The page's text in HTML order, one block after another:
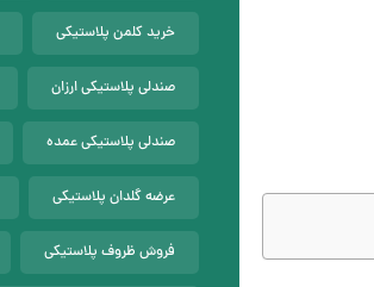
خرید کلمن پلاستیکی
صندلی پلاستیکی ارزان
صندلی پلاستیکی عمده
عرضه گلدان پلاستیکی
فروش ظروف پلاستیکی